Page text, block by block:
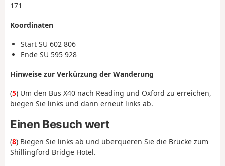
171
Koordinaten
Start SU 602 806
Ende SU 595 928
Hinweise zur Verkürzung der Wanderung
(5) Um den Bus X40 nach Reading und Oxford zu erreichen,
biegen Sie links und dann erneut links ab.
Einen Besuch wert
(8) Biegen Sie links ab und überqueren Sie die Brücke zum
Shillingford Bridge Hotel.